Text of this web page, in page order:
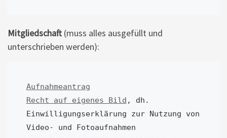
Mitgliedschaft(muss alles ausgefüllt und
unterschrieben werden):
Aufnahmeantrag
Recht auf eigenes Bild , dh.
Einwilligungserklärung zur Nutzung von